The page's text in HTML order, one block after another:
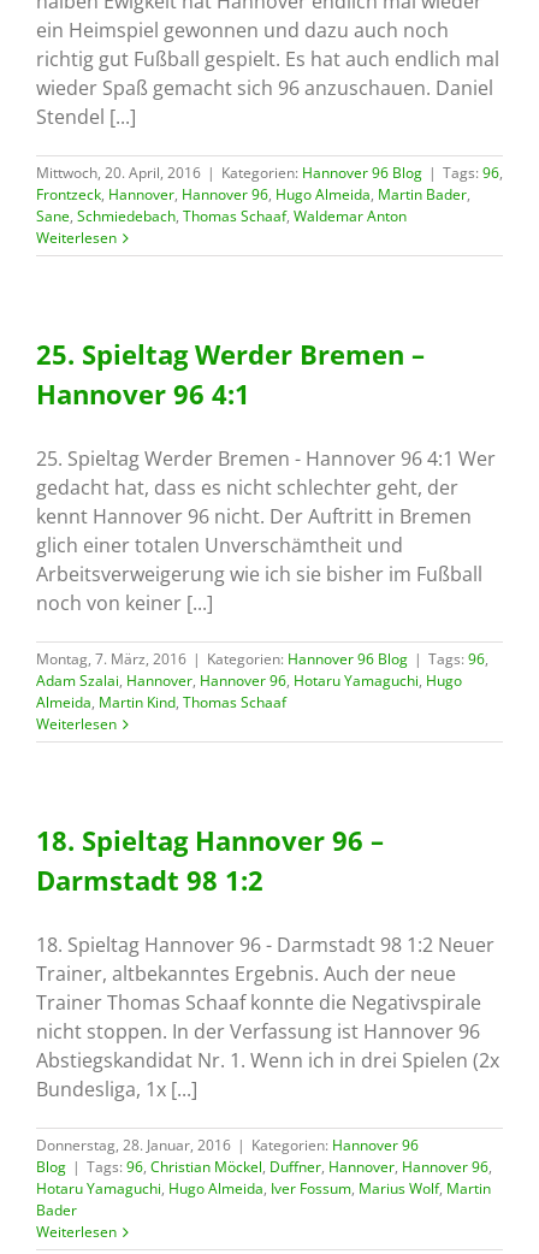
ein Heimspiel gewonnen und dazu auch noch
richtig gut Fußball gespielt. Es hat auch endlich mal
wieder Spaß gemacht sich 96 anzuschauen. Daniel
Stendel [...]
Mittwoch, 20. April, 2016 | Kategorien: Hannover 96 Blog | Tags: 96,
Frontzeck, Hannover, Hannover 96, Hugo Almeida, Martin Bader,
Sane, Schmiedebach, Thomas Schaaf, Waldemar Anton
Weiterlesen
25. Spieltag Werder Bremen –
Hannover 96 4:1
25. Spieltag Werder Bremen - Hannover 96 4:1 Wer
gedacht hat, dass es nicht schlechter geht, der
kennt Hannover 96 nicht. Der Auftritt in Bremen
glich einer totalen Unverschämtheit und
Arbeitsverweigerung wie ich sie bisher im Fußball
noch von keiner [...]
Montag, 7. März, 2016 | Kategorien: Hannover 96 Blog | Tags: 96,
Adam Szalai, Hannover, Hannover 96, Hotaru Yamaguchi, Hugo
Almeida, Martin Kind, Thomas Schaaf
Weiterlesen
18. Spieltag Hannover 96 –
Darmstadt 98 1:2
18. Spieltag Hannover 96 - Darmstadt 98 1:2 Neuer
Trainer, altbekanntes Ergebnis. Auch der neue
Trainer Thomas Schaaf konnte die Negativspirale
nicht stoppen. In der Verfassung ist Hannover 96
Abstiegskandidat Nr. 1. Wenn ich in drei Spielen (2x
Bundesliga, 1x [...]
Donnerstag, 28. Januar, 2016 | Kategorien: Hannover 96
Blog | Tags: 96, Christian Möckel, Duffner, Hannover, Hannover 96,
Hotaru Yamaguchi, Hugo Almeida, Iver Fossum, Marius Wolf, Martin
Bader
Weiterlesen